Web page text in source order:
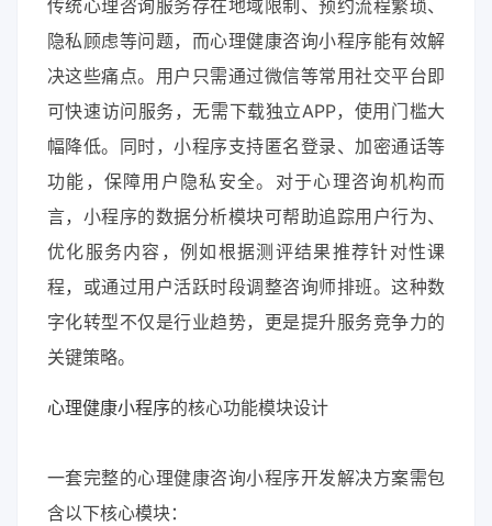
传统心理咨询服务存在地域限制、预约流程繁琐、
隐私顾虑等问题，而心理健康咨询小程序能有效解
决这些痛点。用户只需通过微信等常用社交平台即
可快速访问服务，无需下载独立APP，使用门槛大
幅降低。同时，小程序支持匿名登录、加密通话等
功能，保障用户隐私安全。对于心理咨询机构而
言，小程序的数据分析模块可帮助追踪用户行为、
优化服务内容，例如根据测评结果推荐针对性课
程，或通过用户活跃时段调整咨询师排班。这种数
字化转型不仅是行业趋势，更是提升服务竞争力的
关键策略。
心理健康小程序的核心功能模块设计
一套完整的心理健康咨询小程序开发解决方案需包
含以下核心模块：